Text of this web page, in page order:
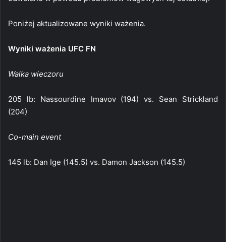
Poniżej aktualizowane wyniki ważenia.
Wyniki ważenia UFC FN
Walka wieczoru
205 lb: Nassourdine Imavov (194) vs. Sean Strickland
(204)
Co-main event
145 lb: Dan Ige (145.5) vs. Damon Jackson (145.5)